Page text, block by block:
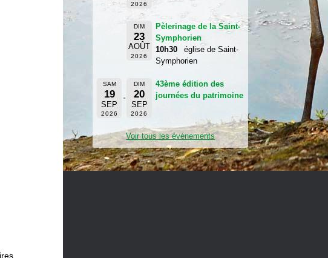
2026
DIM
23
AOÛT
2026
Pèlerinage de la Saint-
Symphorien
10h30
église de Saint-
Symphorien
SAM
19
SEP
2026
DIM
20
SEP
2026
43ème édition des
journées du patrimoine
Voir tous les événements